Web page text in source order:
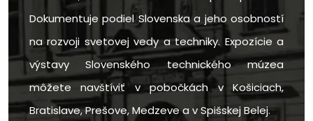
Dokumentuje podiel Slovenska a jeho osobností
na rozvoji svetovej vedy a techniky. Expozície a
výstavy Slovenského technického múzea
môžete navštíviť v pobočkách v Košiciach,
Bratislave, Prešove, Medzeve a v Spišskej Belej.